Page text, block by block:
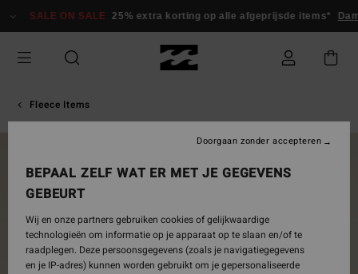
naar
SALE ON SALE 25% extra korting op alle afgeprijsde items*
Fleece Items
BEPAAL ZELF WAT ER MET JE GEGEVENS
GEBEURT
Wij en onze partners gebruiken cookies of gelijkwaardige
technologieën om informatie op je apparaat op te slaan en/of te
raadplegen. Deze persoonsgegevens (zoals je navigatiegegevens
en je IP-adres) kunnen worden gebruikt om je gepersonaliseerde
Doorgaan zonder accepteren